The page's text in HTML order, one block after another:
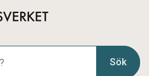
Sök